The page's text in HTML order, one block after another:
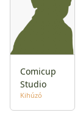
Comicup
Studio
Kihúzó